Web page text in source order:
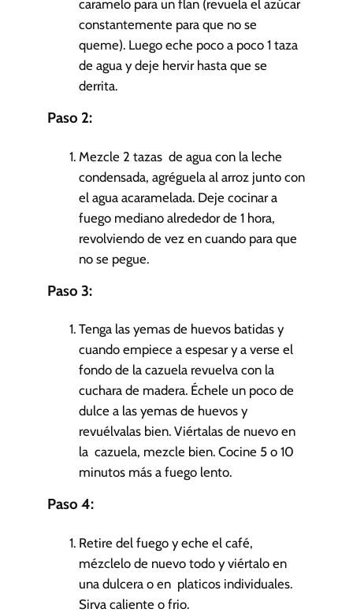
caramelo para un flan (revuela el azúcar
constantemente para que no se
queme). Luego eche poco a poco 1 taza
de agua y deje hervir hasta que se
derrita.
Paso 2:
Mezcle 2 tazas de agua con la leche
condensada, agréguela al arroz junto con
el agua acaramelada. Deje cocinar a
fuego mediano alrededor de 1 hora,
revolviendo de vez en cuando para que
no se pegue.
Paso 3:
Tenga las yemas de huevos batidas y
cuando empiece a espesar y a verse el
fondo de la cazuela revuelva con la
cuchara de madera. Échele un poco de
dulce a las yemas de huevos y
revuélvalas bien. Viértalas de nuevo en
la cazuela, mezcle bien. Cocine 5 o 10
minutos más a fuego lento.
Paso 4:
Retire del fuego y eche el café,
mézclelo de nuevo todo y viértalo en
una dulcera o en platicos individuales.
Sirva caliente o frio.